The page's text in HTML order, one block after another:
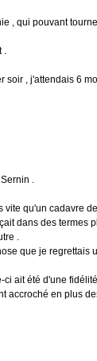
, qui pouvant
.
, j'attendais 6
.
qu'un cadavre
dans des termes
.
que je regrettais
ait été d'une
accroché en plus